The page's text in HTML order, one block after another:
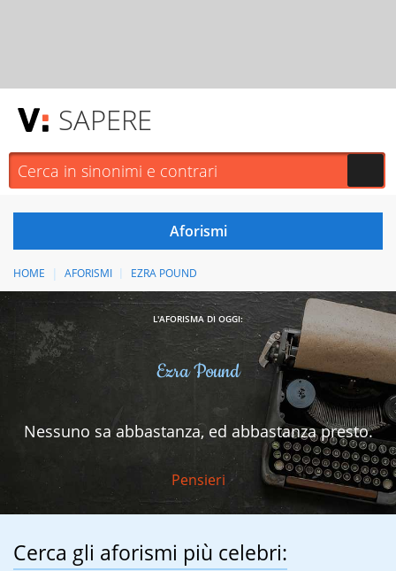
SAPERE
HOME AFORISMI EZRA POUND
L'AFORISMA DI OGGI:
Ezra Pound
Nessuno sa abbastanza, ed abbastanza presto.
Pensieri
Cerca gli aforismi più celebri: